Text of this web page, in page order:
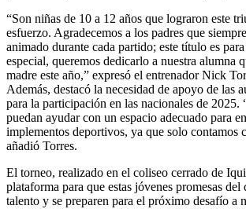
“Son niñas de 10 a 12 años que lograron este
esfuerzo. Agradecemos a los padres que
animado durante cada partido; este título es
especial, queremos dedicarlo a nuestra alumna
madre este año,” expresó el entrenador Nick
Además, destacó la necesidad de apoyo de las
para la participación en las nacionales de 2025.
puedan ayudar con un espacio adecuado para
implementos deportivos, ya que solo contamos
añadió Torres.
El torneo, realizado en el coliseo cerrado de
plataforma para que estas jóvenes promesas del
talento y se preparen para el próximo desafío a